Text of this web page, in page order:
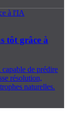
tôt grâce à
de prédire
résolution,
naturelles.